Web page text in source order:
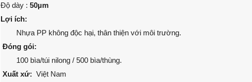
Độ dày : 50µm
Lợi ích:
Nhựa PP không độc hại, thân thiện với môi trường.
Đóng gói:
100 bìa/túi nilong / 500 bìa/thùng.
Xuất xứ: Việt Nam